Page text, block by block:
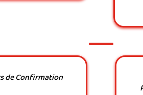
de Confirmation